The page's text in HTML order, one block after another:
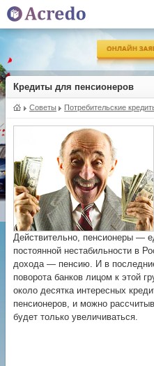
Кредиты для пенсионеров
Советы Потребительские
Действительно, пенсионеры —
постоянной нестабильности в
дохода — пенсию. И в
поворота банков лицом к этой
около десятка интересных
пенсионеров, и можно
будет только увеличиваться.